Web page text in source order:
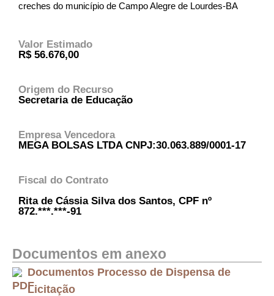
creches do município de Campo Alegre de Lourdes-BA
Valor Estimado
R$ 56.676,00
Origem do Recurso
Secretaria de Educação
Empresa Vencedora
MEGA BOLSAS LTDA CNPJ:30.063.889/0001-17
Fiscal do Contrato
Rita de Cássia Silva dos Santos, CPF nº
872.***.***-91
Documentos em anexo
Documentos Processo de Dispensa de
Licitação